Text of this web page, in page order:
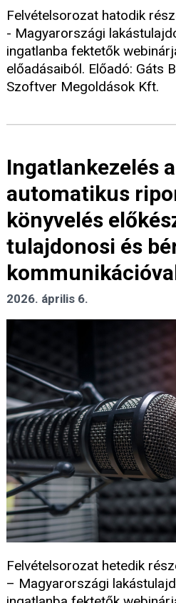
Felvételsorozat hatodik
- Magyarországi
ingatlanba fektetők
előadásaiból. Előadó: Gáts
Szoftver Megoldások Kft.
Ingatlankezelés
automatikus
könyvelés
tulajdonosi és
2026. április 6.
Felvételsorozat hetedik
– Magyarországi